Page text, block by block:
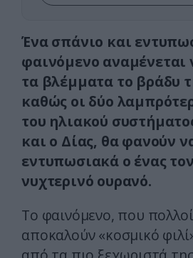
Ένα σπάνιο και
φαινόμενο αναμένεται
τα βλέμματα το βράδυ
καθώς οι δύο
του ηλιακού
και ο Δίας, θα φανούν
εντυπωσιακά ο ένας
νυχτερινό ουρανό.
Το φαινόμενο, που
αποκαλούν «κοσμικό